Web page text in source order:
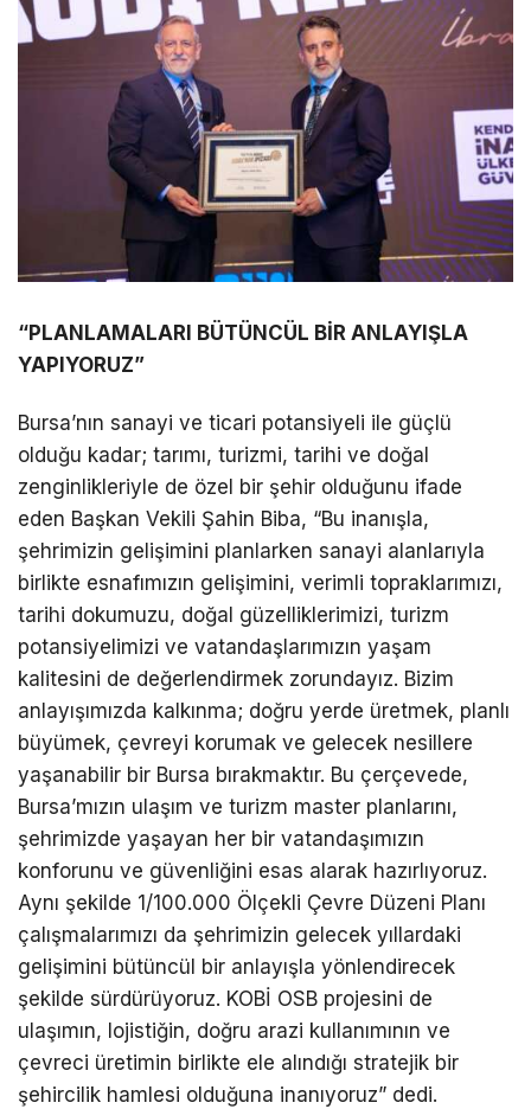
“PLANLAMALARI BÜTÜNCÜL BİR ANLAYIŞLA
YAPIYORUZ”
Bursa’nın sanayi ve ticari potansiyeli ile güçlü
olduğu kadar; tarımı, turizmi, tarihi ve doğal
zenginlikleriyle de özel bir şehir olduğunu ifade
eden Başkan Vekili Şahin Biba, “Bu inanışla,
şehrimizin gelişimini planlarken sanayi alanlarıyla
birlikte esnafımızın gelişimini, verimli topraklarımızı,
tarihi dokumuzu, doğal güzelliklerimizi, turizm
potansiyelimizi ve vatandaşlarımızın yaşam
kalitesini de değerlendirmek zorundayız. Bizim
anlayışımızda kalkınma; doğru yerde üretmek, planlı
büyümek, çevreyi korumak ve gelecek nesillere
yaşanabilir bir Bursa bırakmaktır. Bu çerçevede,
Bursa’mızın ulaşım ve turizm master planlarını,
şehrimizde yaşayan her bir vatandaşımızın
konforunu ve güvenliğini esas alarak hazırlıyoruz.
Aynı şekilde 1/100.000 Ölçekli Çevre Düzeni Planı
çalışmalarımızı da şehrimizin gelecek yıllardaki
gelişimini bütüncül bir anlayışla yönlendirecek
şekilde sürdürüyoruz. KOBİ OSB projesini de
ulaşımın, lojistiğin, doğru arazi kullanımının ve
çevreci üretimin birlikte ele alındığı stratejik bir
şehircilik hamlesi olduğuna inanıyoruz” dedi.